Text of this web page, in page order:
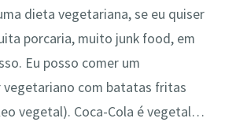
dieta vegetariana, se eu quiser
porcaria, muito junk food, em
Eu posso comer um
vegetariano com batatas fritas
vegetal). Coca-Cola é vegetal…